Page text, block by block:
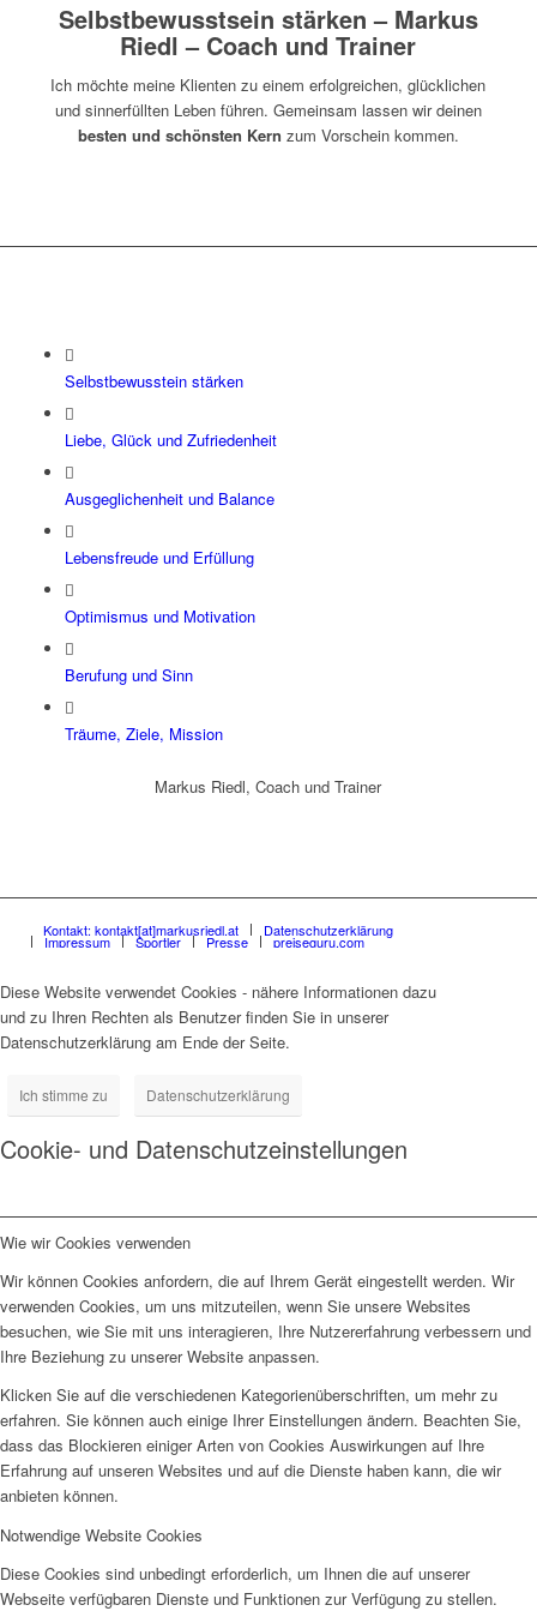
Selbstbewusstsein stärken – Markus
Riedl – Coach und Trainer
Ich möchte meine Klienten zu einem erfolgreichen, glücklichen
und sinnerfüllten Leben führen. Gemeinsam lassen wir deinen
besten und schönsten Kern zum Vorschein kommen.
Selbstbewusstein stärken
Liebe, Glück und Zufriedenheit
Ausgeglichenheit und Balance
Lebensfreude und Erfüllung
Optimismus und Motivation
Berufung und Sinn
Träume, Ziele, Mission
Markus Riedl, Coach und Trainer
Kontakt: kontakt[at]markusriedl.at Datenschutzerklärung
Impressum Sportler Presse preiseguru.com
Diese Website verwendet Cookies - nähere Informationen dazu
und zu Ihren Rechten als Benutzer finden Sie in unserer
Datenschutzerklärung am Ende der Seite.
Ich stimme zu Datenschutzerklärung
Cookie- und Datenschutzeinstellungen
Wie wir Cookies verwenden
Wir können Cookies anfordern, die auf Ihrem Gerät eingestellt werden. Wir
verwenden Cookies, um uns mitzuteilen, wenn Sie unsere Websites
besuchen, wie Sie mit uns interagieren, Ihre Nutzererfahrung verbessern und
Ihre Beziehung zu unserer Website anpassen.
Klicken Sie auf die verschiedenen Kategorienüberschriften, um mehr zu
erfahren. Sie können auch einige Ihrer Einstellungen ändern. Beachten Sie,
dass das Blockieren einiger Arten von Cookies Auswirkungen auf Ihre
Erfahrung auf unseren Websites und auf die Dienste haben kann, die wir
anbieten können.
Notwendige Website Cookies
Diese Cookies sind unbedingt erforderlich, um Ihnen die auf unserer
Webseite verfügbaren Dienste und Funktionen zur Verfügung zu stellen.